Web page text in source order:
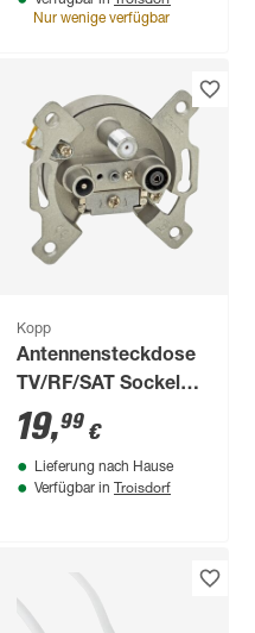
Nur wenige verfügbar
Kopp
Antennensteckdose
TV/RF/SAT Sockel
3-fach silbern
19,99 €
Lieferung nach Hause
Verfügbar in Troisdorf